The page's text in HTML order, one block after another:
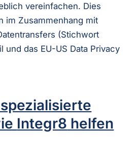
vereinfachen. Dies
im Zusammenhang mit
(Stichwort
und das EU-US Data Privacy
Integr8 helfen